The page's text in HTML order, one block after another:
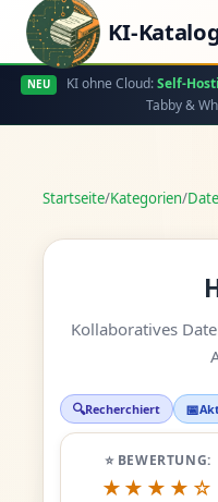
KI-
NEU KI ohne Cloud:Self-
Tabby &
Startseite/Kategorien/
Kollaboratives
🔍Recherchiert 📅
⭐ BEWERTUNG:
★★★★☆